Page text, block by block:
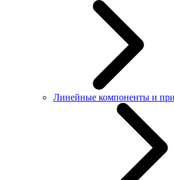
Линейные компоненты и